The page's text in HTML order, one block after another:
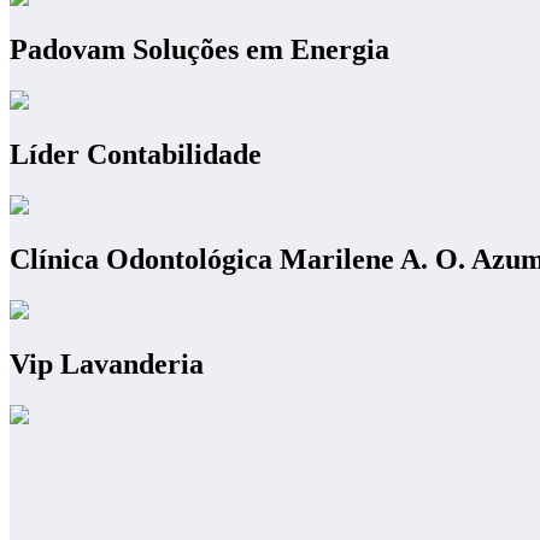
Padovam Soluções em Energia
Líder Contabilidade
Clínica Odontológica Marilene A. O.
Vip Lavanderia